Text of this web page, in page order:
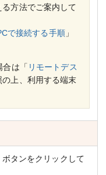
方法でご案内して
で接続する手順」
合は「 リモートデス
上、利用する端末
タンをクリックして